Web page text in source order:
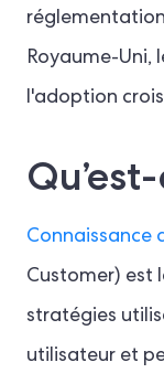
Royaume-Uni,
l'adoption
Connaissance
Customer) est
stratégies
utilisateur et